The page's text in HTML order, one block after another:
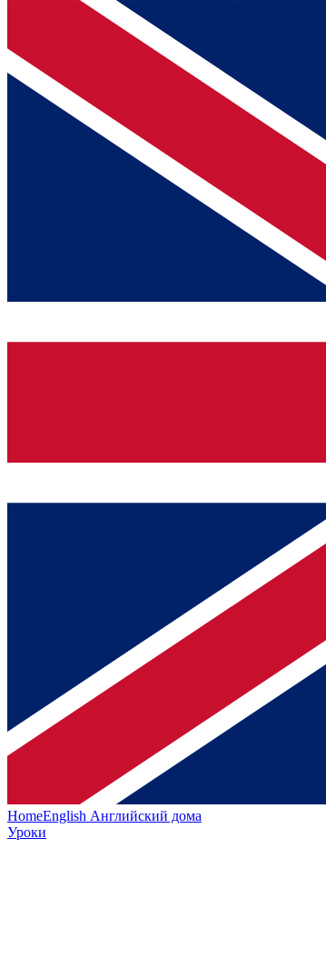
HomeEnglish Английский дома
Уроки